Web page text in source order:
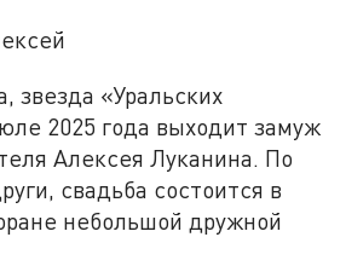
звезда «Уральских
2025 года выходит замуж
Алексея Луканина. По
свадьба состоится в
небольшой дружной